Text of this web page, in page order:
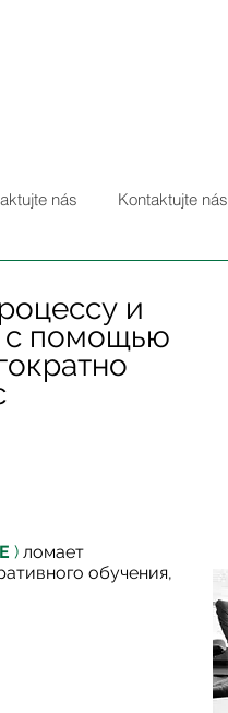
nás Kontaktujte nás
и
с помощью
) ломает
обучения,